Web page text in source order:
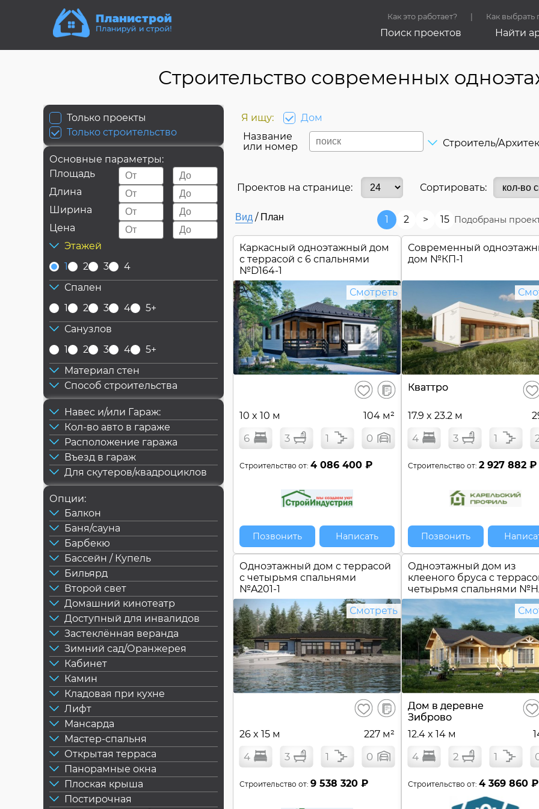
Как это работает? Как выбрать
Поиск проектов Найти
Строительство современных
Я ищу:
Дом
Название
или номер
Строитель/
Только проекты
Только строительство
Основные параметры:
Площадь
Длина
Ширина
Цена
Этажей
1
2 3
4
Спален
1
2 3 4
5+
Санузлов
1
2 3 4
5+
Материал стен
Способ строительства
Навес и/или Гараж:
Кол-во авто в гараже
Расположение гаража
Въезд в гараж
Для скутеров/квадроциклов
Опции:
Балкон
Баня/сауна
Барбекю
Бассейн / Купель
Бильярд
Второй свет
Домашний кинотеатр
Доступный для инвалидов
Застеклённая веранда
Зимний сад/Оранжерея
Кабинет
Камин
Кладовая при кухне
Лифт
Мансарда
Мастер-спальня
Открытая терраса
Панорамные окна
Плоская крыша
Постирочная
Проектов на странице: Сортировать:
Вид / План 1 2 > 15 Подобраны
Каркасный одноэтажный дом
c террасой с 6 спальнями
№D164-1
Смотреть
Сохранить
В
сравнение
10 x 10 м 104 м²
6 3 1 0
Строительство от: 4 086 400 ₽
Позвонить Написать
Современный
дом №КП-1
Кваттро
17.9 x 23.2 м
4 3 1
Строительство от:2 927 882 ₽
Позвонить
Одноэтажный дом c террасой
с четырьмя спальнями
№A201-1
Смотреть
Сохранить
В
сравнение
26 x 15 м 227 м²
4 3 1 0
Строительство от: 9 538 320 ₽
Одноэтажный дом из
клееного бруса c
четырьмя спальнями №
Дом в деревне
Зиброво
12.4 x 14 м
4 2 1
Строительство от:4 369 860 ₽